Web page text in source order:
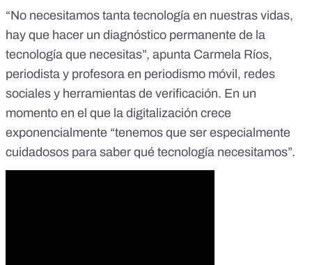
“No necesitamos tanta tecnología en nuestras vidas,
hay que hacer un diagnóstico permanente de la
tecnología que necesitas”, apunta Carmela Ríos,
periodista y profesora en periodismo móvil, redes
sociales y herramientas de verificación. En un
momento en el que la digitalización crece
exponencialmente “tenemos que ser especialmente
cuidadosos para saber qué tecnología necesitamos”.